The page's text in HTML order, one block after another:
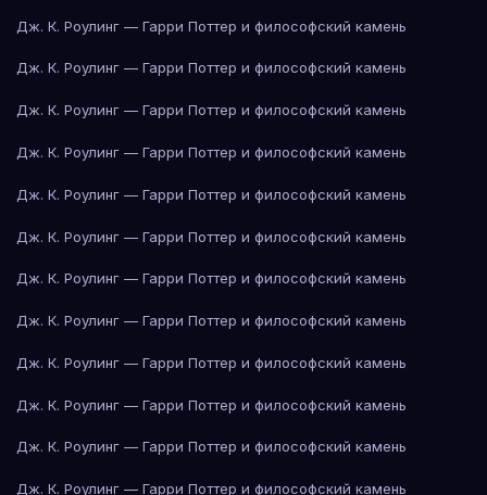
Дж. К. Роулинг — Гарри Поттер и философский камень
Дж. К. Роулинг — Гарри Поттер и философский камень
Дж. К. Роулинг — Гарри Поттер и философский камень
Дж. К. Роулинг — Гарри Поттер и философский камень
Дж. К. Роулинг — Гарри Поттер и философский камень
Дж. К. Роулинг — Гарри Поттер и философский камень
Дж. К. Роулинг — Гарри Поттер и философский камень
Дж. К. Роулинг — Гарри Поттер и философский камень
Дж. К. Роулинг — Гарри Поттер и философский камень
Дж. К. Роулинг — Гарри Поттер и философский камень
Дж. К. Роулинг — Гарри Поттер и философский камень
Дж. К. Роулинг — Гарри Поттер и философский камень